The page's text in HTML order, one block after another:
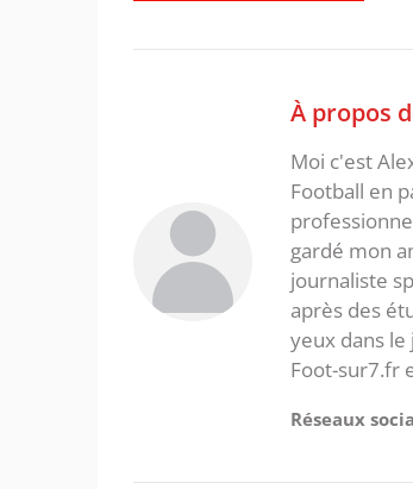
À propos
Moi c'est
Football en
gardé mon
journaliste
après des
yeux dans
Foot-sur7.fr
Réseaux